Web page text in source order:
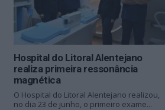
Hospital do Litoral Alentejano
realiza primeira ressonância
magnética
O Hospital do Litoral Alentejano realizou,
no dia 23 de junho, o primeiro exame...